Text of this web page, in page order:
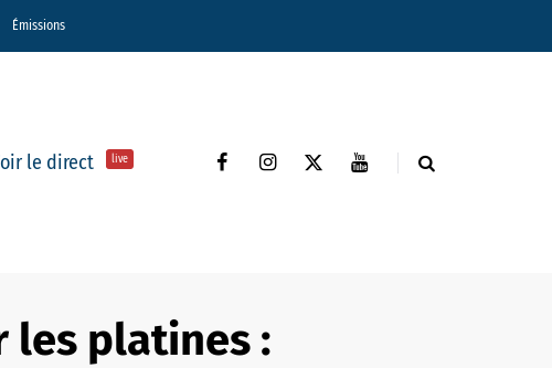
Émissions
le direct live
les platines :